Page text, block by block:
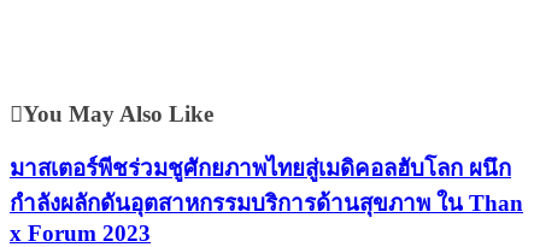
You May Also Like
มาสเตอร์พีชร่วมชูศักยภาพไทยสู่เมดิคอลฮับโลก ผนึก
กำลังผลักดันอุตสาหกรรมบริการด้านสุขภาพ ใน Than
x Forum 2023